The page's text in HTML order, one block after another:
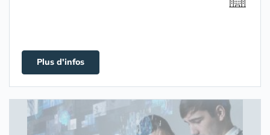
Plus d'infos